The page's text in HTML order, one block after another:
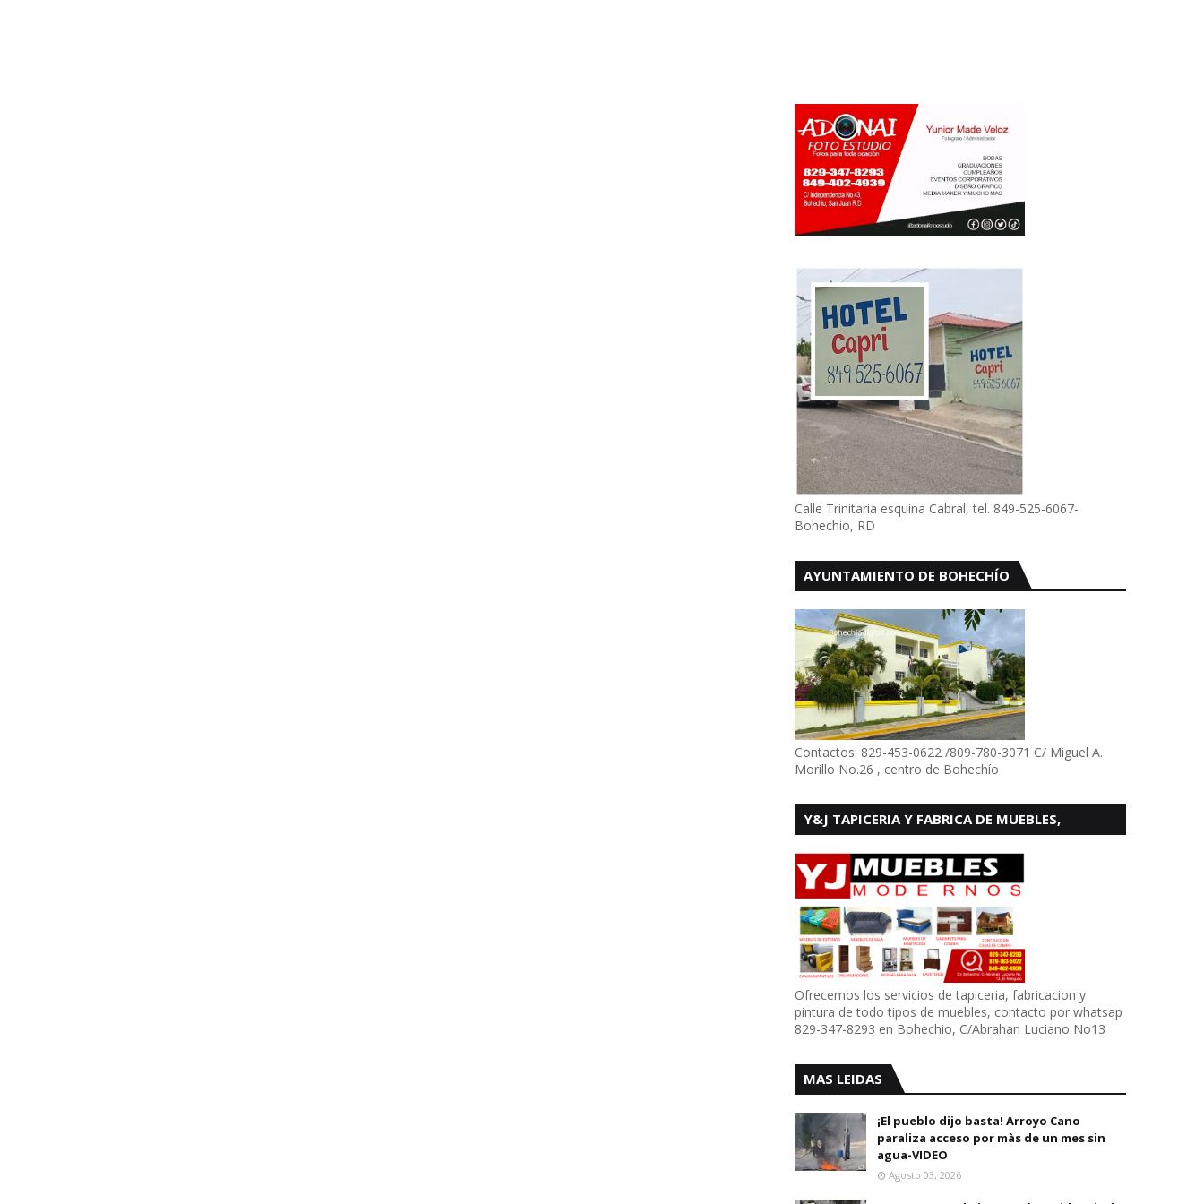
Calle Trinitaria esquina Cabral, tel. 849-525-6067-
Bohechio, RD
AYUNTAMIENTO DE BOHECHÍO
Contactos: 829-453-0622 /809-780-3071 C/ Miguel A.
Morillo No.26 , centro de Bohechío
Y&J TAPICERIA Y FABRICA DE MUEBLES,
Ofrecemos los servicios de tapiceria, fabricacion y
pintura de todo tipos de muebles, contacto por whatsap
829-347-8293 en Bohechio, C/Abrahan Luciano No13
MAS LEIDAS
¡El pueblo dijo basta! Arroyo Cano
paraliza acceso por màs de un mes sin
agua-VIDEO
Agosto 03, 2026